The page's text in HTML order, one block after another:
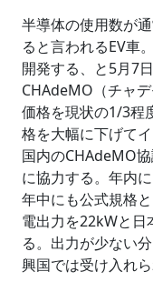
半導体の使用数が
ると言われるEV車
開発する、と5月7
CHAdeMO（チャ
価格を現状の1/3程
格を大幅に下げて
国内のCHAdeMO
に協力する。年内
年中にも公式規格
電出力を22kWと日
る。出力が少ない
興国では受け入れ